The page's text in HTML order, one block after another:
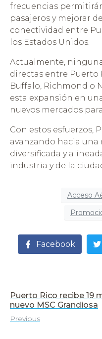
frecuencias
pasajeros y mejorar
conectividad entre
los Estados Unidos.
Actualmente,
directas entre Puerto
Buffalo, Richmond o
esta expansión en
nuevos mercados
Con estos esfuerzos,
avanzando hacia una
diversificada y
industria y de la
Acceso
Facebook
Puerto Rico recibe 19
nuevo MSC Grandiosa
Previous